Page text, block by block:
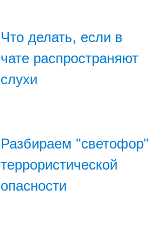
Что делать, если в
чате распространяют
слухи
Разбираем "светофор"
террористической
опасности